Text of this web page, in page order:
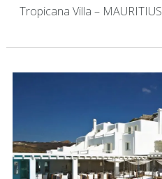
Tropicana Villa – MAURITIUS